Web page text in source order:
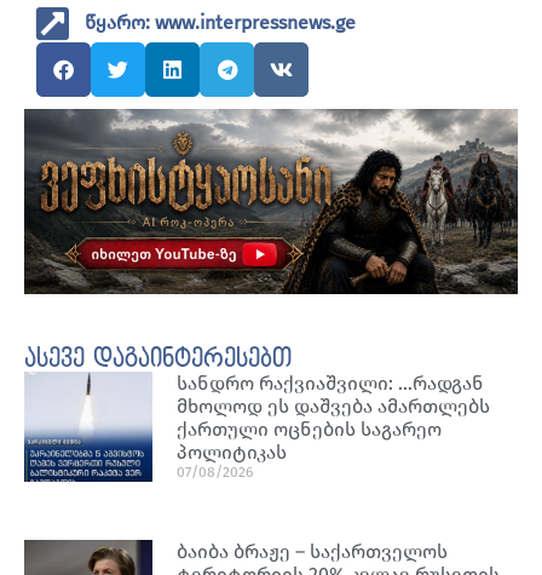
წყარო: www.interpressnews.ge
ასევე დაგაინტერესებთ
სანდრო რაქვიაშვილი: …რადგან
მხოლოდ ეს დაშვება ამართლებს
ქართული ოცნების საგარეო
პოლიტიკას
07/08/2026
ბაიბა ბრაჟე – საქართველოს